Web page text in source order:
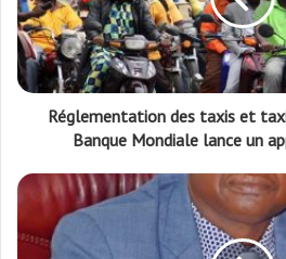
Réglementation des taxis et
Banque Mondiale lance un